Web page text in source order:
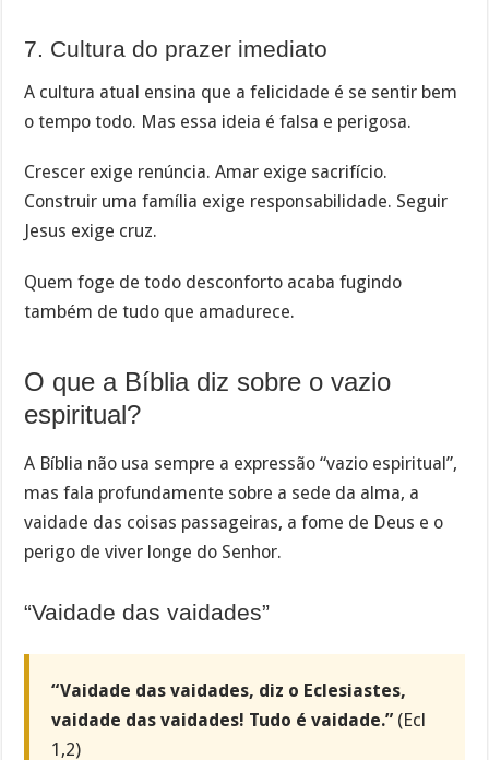
7. Cultura do prazer imediato
A cultura atual ensina que a felicidade é se sentir bem
o tempo todo. Mas essa ideia é falsa e perigosa.
Crescer exige renúncia. Amar exige sacrifício.
Construir uma família exige responsabilidade. Seguir
Jesus exige cruz.
Quem foge de todo desconforto acaba fugindo
também de tudo que amadurece.
O que a Bíblia diz sobre o vazio
espiritual?
A Bíblia não usa sempre a expressão “vazio espiritual”,
mas fala profundamente sobre a sede da alma, a
vaidade das coisas passageiras, a fome de Deus e o
perigo de viver longe do Senhor.
“Vaidade das vaidades”
“Vaidade das vaidades, diz o Eclesiastes,
vaidade das vaidades! Tudo é vaidade.” (Ecl
1,2)